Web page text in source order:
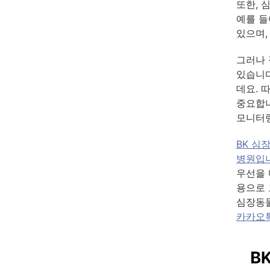
또한,
예를
있으며
그러나
있습니
데요.
중요합
모니터
BK 심
병원입
우선을
용으로
심장동
카카오